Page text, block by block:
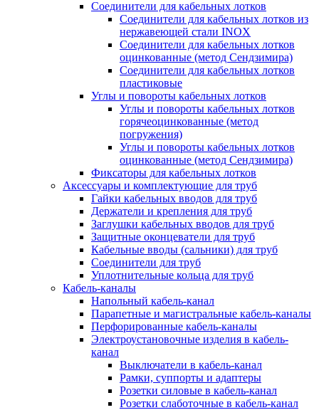
Соединители для кабельных лотков
Соединители для кабельных лотков из
нержавеющей стали INOX
Соединители для кабельных лотков
оцинкованные (метод Сендзимира)
Соединители для кабельных лотков
пластиковые
Углы и повороты кабельных лотков
Углы и повороты кабельных лотков
горячеоцинкованные (метод
погружения)
Углы и повороты кабельных лотков
оцинкованные (метод Сендзимира)
Фиксаторы для кабельных лотков
Аксессуары и комплектующие для труб
Гайки кабельных вводов для труб
Держатели и крепления для труб
Заглушки кабельных вводов для труб
Защитные оконцеватели для труб
Кабельные вводы (сальники) для труб
Соединители для труб
Уплотнительные кольца для труб
Кабель-каналы
Напольный кабель-канал
Парапетные и магистральные кабель-каналы
Перфорированные кабель-каналы
Электроустановочные изделия в кабель-
канал
Выключатели в кабель-канал
Рамки, суппорты и адаптеры
Розетки силовые в кабель-канал
Розетки слаботочные в кабель-канал